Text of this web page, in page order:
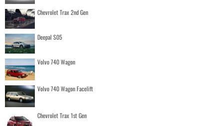
Chevrolet Trax 2nd Gen
Deepal S05
Volvo 740 Wagon
Volvo 740 Wagon Facelift
Chevrolet Trax 1st Gen